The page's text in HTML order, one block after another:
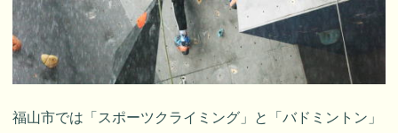
福山市では「スポーツクライミング」と「バドミントン」